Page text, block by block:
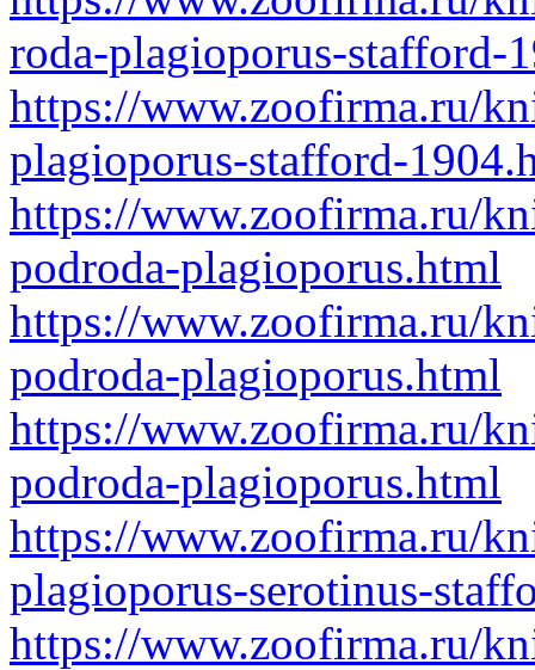
roda-plagioporus-stafford-
https://www.zoofirma.ru/
plagioporus-stafford-
https://www.zoofirma.ru/
podroda-plagioporus.html
https://www.zoofirma.ru/
podroda-plagioporus.html
https://www.zoofirma.ru/
podroda-plagioporus.html
https://www.zoofirma.ru/
plagioporus-serotinus-
https://www.zoofirma.ru/